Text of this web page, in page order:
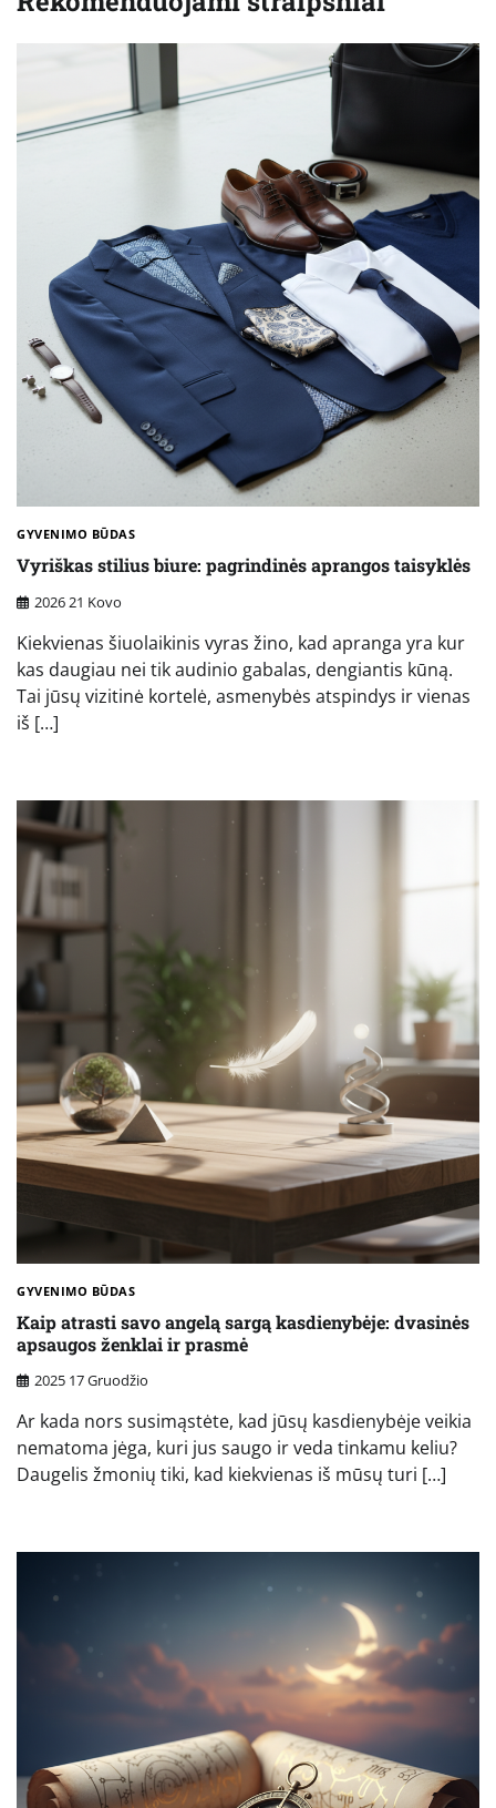
GYVENIMO BŪDAS
Vyriškas stilius biure: pagrindinės aprangos taisyklės
2026 21 Kovo
Kiekvienas šiuolaikinis vyras žino, kad apranga yra kur
kas daugiau nei tik audinio gabalas, dengiantis kūną.
Tai jūsų vizitinė kortelė, asmenybės atspindys ir vienas
iš […]
GYVENIMO BŪDAS
Kaip atrasti savo angelą sargą kasdienybėje: dvasinės
apsaugos ženklai ir prasmė
2025 17 Gruodžio
Ar kada nors susimąstėte, kad jūsų kasdienybėje veikia
nematoma jėga, kuri jus saugo ir veda tinkamu keliu?
Daugelis žmonių tiki, kad kiekvienas iš mūsų turi […]